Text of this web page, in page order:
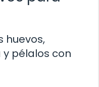
huevos,
pélalos con